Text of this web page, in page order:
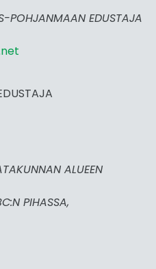
POHJANMAAN EDUSTAJA
ALUEEN
PIHASSA,